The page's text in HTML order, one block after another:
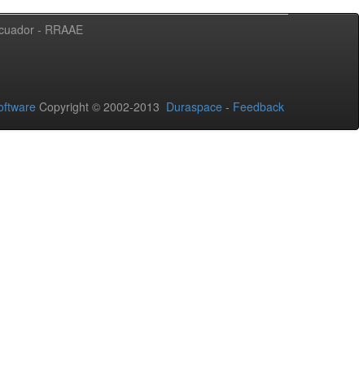
- RRAAE
Copyright © 2002-2013 Duraspace - Feedback